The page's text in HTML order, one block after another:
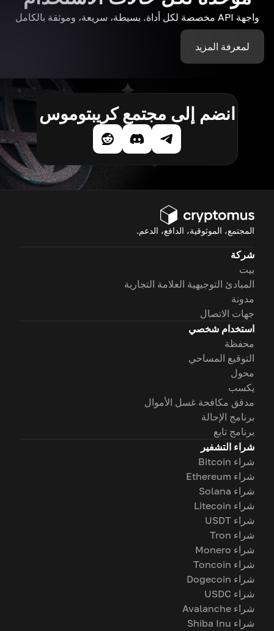
واجهة API مخصصة لكل أداة. بسيطة، سريعة، وموثقة بالكامل
لمعرفة المزيد
انضم إلى مجتمع كريبتوموس
المجتمع، الموثوقية، الدافع، الدعم.
شركة
بيت
المبادئ التوجيهية العلامة التجارية
مدونة
جهات الاتصال
استخدام شخصي
محفظة
التوقيع المساحي
محول
يكسب
مدقق مكافحة غسل الأموال
برنامج الإحالة
برنامج تابع
شراء التشفير
شراء Bitcoin
شراء Ethereum
شراء Solana
شراء Litecoin
شراء USDT
شراء Tron
شراء Monero
شراء Toncoin
شراء Dogecoin
شراء USDC
شراء Avalanche
شراء Shiba Inu